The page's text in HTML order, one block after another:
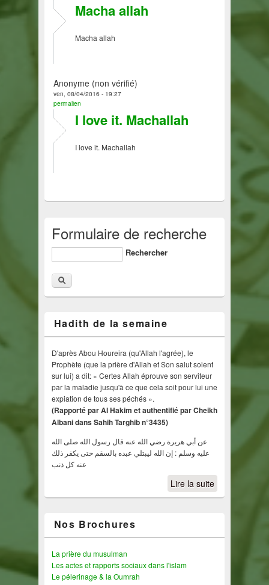
Macha allah
Macha allah
Anonyme (non vérifié)
ven, 08/04/2016 - 19:27
permalien
I love it. Machallah
I love it. Machallah
Formulaire de recherche
Rechercher
Hadith de la semaine
D'après Abou Houreira (qu'Allah l'agrée), le
Prophète (que la prière d'Allah et Son salut soient
sur lui) a dit: « Certes Allah éprouve son serviteur
par la maladie jusqu'à ce que cela soit pour lui une
expiation de tous ses péchés ».
(Rapporté par Al Hakim et authentifié par Cheikh
Albani dans Sahih Targhib n°3435)
عن أبي هريرة رضي الله عنه قال رسول الله صلى الله
عليه وسلم : إن الله ليبتلي عبده بالسقم حتى يكفر ذلك
عنه كل ذنب
Lire la suite
Nos Brochures
La prière du musulman
Les actes et rapports sociaux dans l'islam
Le pélerinage & la Oumrah